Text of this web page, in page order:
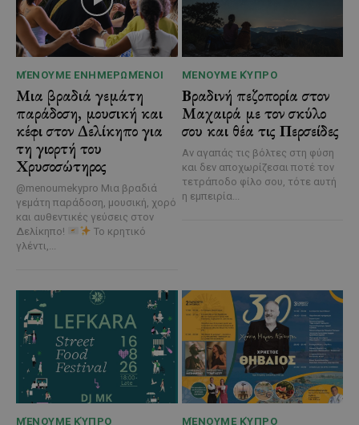
ΜΈΝΟΥΜΕ ΕΝΗΜΕΡΩΜΈΝΟΙ
Μια βραδιά γεμάτη
παράδοση, μουσική και
κέφι στον Δελίκηπο για
τη γιορτή του
Χρυσοσώτηρος
@menoumekypro Μια βραδιά
γεμάτη παράδοση, μουσική, χορό
και αυθεντικές γεύσεις στον
Δελίκηπο!
Το κρητικό
γλέντι,...
ΜΈΝΟΥΜΕ ΚΎΠΡΟ
Βραδινή πεζοπορία στον
Μαχαιρά με τον σκύλο
σου και θέα τις Περσείδες
Αν αγαπάς τις βόλτες στη φύση
και δεν αποχωρίζεσαι ποτέ τον
τετράποδο φίλο σου, τότε αυτή
η εμπειρία...
ΜΈΝΟΥΜΕ ΚΎΠΡΟ ΜΈΝΟΥΜΕ ΚΎΠΡΟ